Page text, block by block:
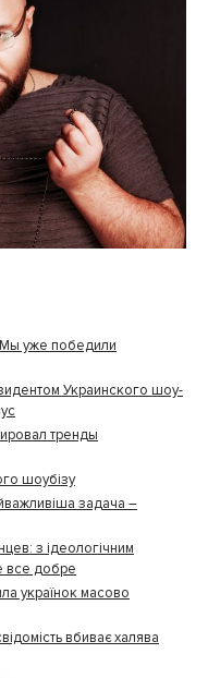
уже победили
Украинского шоу-
тренды
шоубізу
задача –
з ідеологічним
все добре
українок масово
вбиває халява